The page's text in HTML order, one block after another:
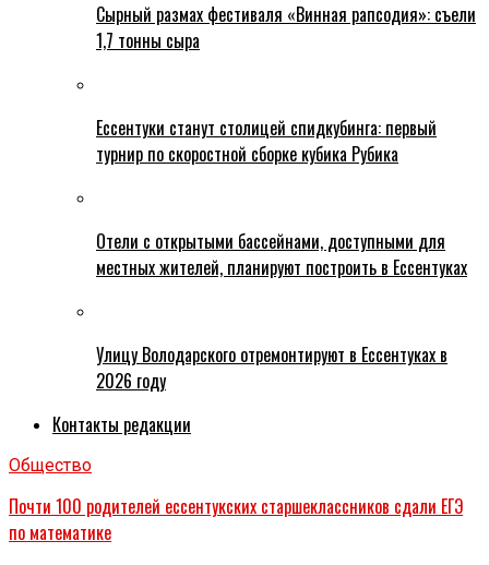
Сырный размах фестиваля «Винная рапсодия»: съели
1,7 тонны сыра
Ессентуки станут столицей спидкубинга: первый
турнир по скоростной сборке кубика Рубика
Отели с открытыми бассейнами, доступными для
местных жителей, планируют построить в Ессентуках
Улицу Володарского отремонтируют в Ессентуках в
2026 году
Контакты редакции
Общество
Почти 100 родителей ессентукских старшеклассников сдали ЕГЭ
по математике